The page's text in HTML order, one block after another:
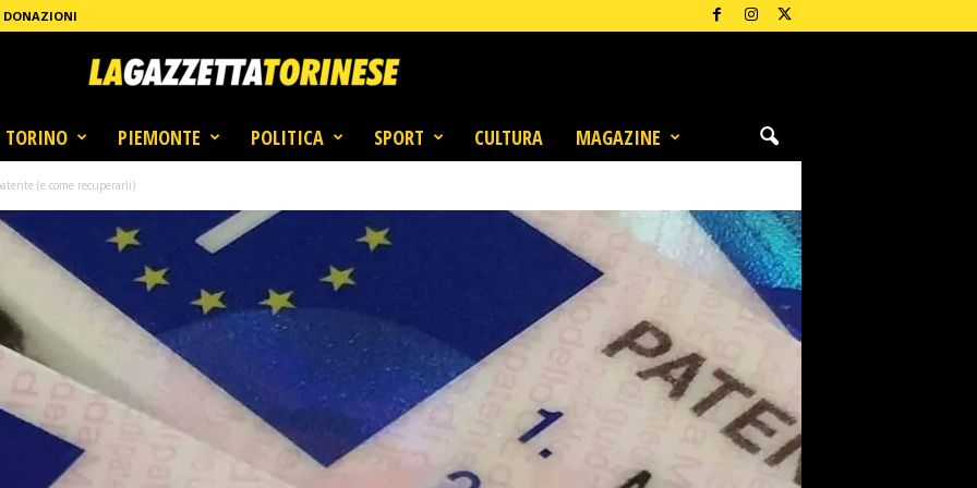
DONAZIONI
TORINO PIEMONTE POLITICA SPORT CULTURA MAGAZINE
(e come recuperarli)